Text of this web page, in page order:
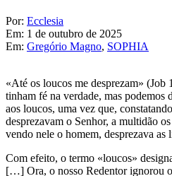
Por: Ecclesia
Em: 1 de outubro de 2025
Em: Gregório Magno, SOPHIA
«Até os loucos me desprezam»
tinham fé na verdade, mas podemos
aos loucos, uma vez que,
desprezavam o Senhor, a multidão
vendo nele o homem, desprezava
Com efeito, o termo «loucos»
[…] Ora, o nosso Redentor ignorou